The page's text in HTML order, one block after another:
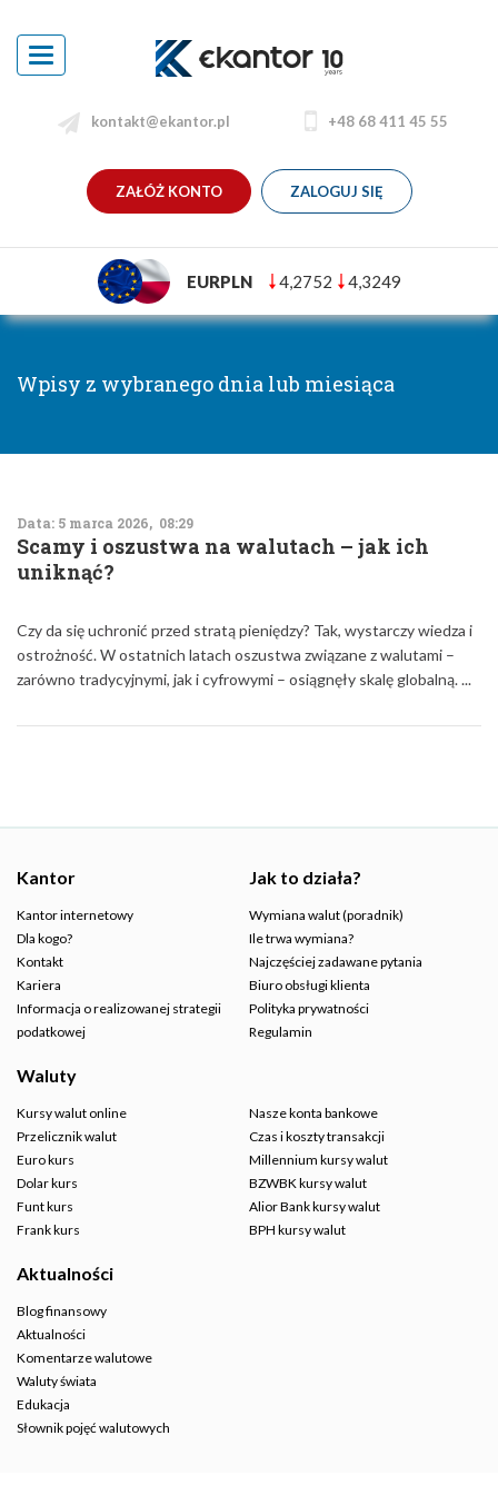
Toggle
navigation
kontakt@ekantor.pl +48 68 411 45 55
ZAŁÓŻ KONTO ZALOGUJ SIĘ
EURPLN 4,2752 4,3249
Wpisy z wybranego dnia lub miesiąca
Data: 5 marca 2026, 08:29
Scamy i oszustwa na walutach – jak ich
uniknąć?
Czy da się uchronić przed stratą pieniędzy? Tak, wystarczy wiedza i
ostrożność. W ostatnich latach oszustwa związane z walutami –
zarówno tradycyjnymi, jak i cyfrowymi – osiągnęły skalę globalną. ...
Kantor
Kantor internetowy
Dla kogo?
Kontakt
Kariera
Informacja o realizowanej strategii
podatkowej
Jak to działa?
Wymiana walut (poradnik)
Ile trwa wymiana?
Najczęściej zadawane pytania
Biuro obsługi klienta
Polityka prywatności
Regulamin
Waluty
Kursy walut online
Przelicznik walut
Euro kurs
Dolar kurs
Funt kurs
Frank kurs
Nasze konta bankowe
Czas i koszty transakcji
Millennium kursy walut
BZWBK kursy walut
Alior Bank kursy walut
BPH kursy walut
Aktualności
Blog finansowy
Aktualności
Komentarze walutowe
Waluty świata
Edukacja
Słownik pojęć walutowych